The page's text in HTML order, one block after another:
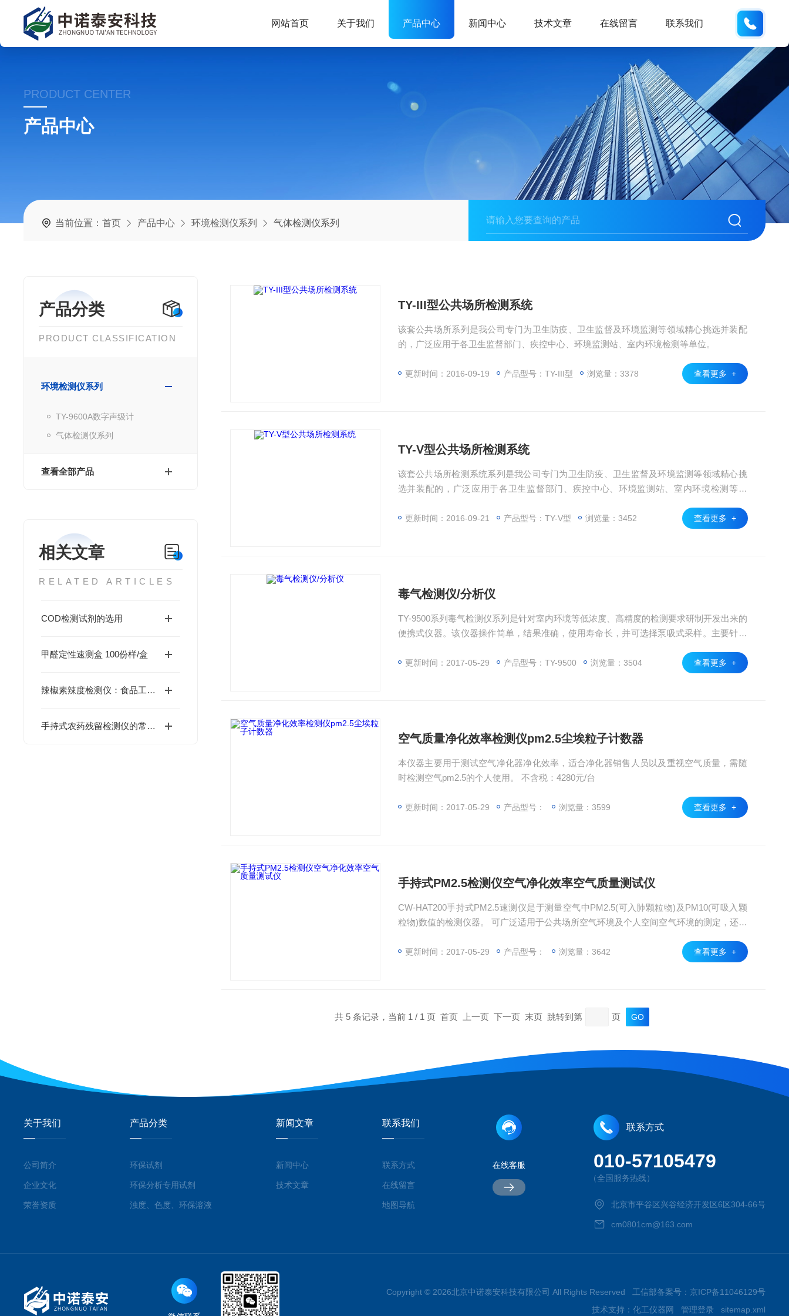
网站首页 关于我们 产品中心 新闻中心 技术文章 在线留言 联系我们
PRODUCT CENTER
产品中心
当前位置：首页 产品中心 环境检测仪系列 气体检测仪系列
产品分类
PRODUCT CLASSIFICATION
环境检测仪系列
TY-9600A数字声级计
气体检测仪系列
查看全部产品
相关文章
RELATED ARTICLES
COD检测试剂的选用
甲醛定性速测盒 100份样/盒
辣椒素辣度检测仪：食品工厂品质把控的科技仪器
手持式农药残留检测仪的常见问答解答
TY-III型公共场所检测系统
该套公共场所系列是我公司专门为卫生防疫、卫生监督及环境监测等领域精心挑选并装配
的，广泛应用于各卫生监督部门、疾控中心、环境监测站、室内环境检测等单位。
更新时间：2016-09-19 产品型号：TY-III型 浏览量：3378 查看更多 +
TY-V型公共场所检测系统
该套公共场所检测系统系列是我公司专门为卫生防疫、卫生监督及环境监测等领域精心挑
选并装配的，广泛应用于各卫生监督部门、疾控中心、环境监测站、室内环境检测等单
更新时间：2016-09-21 产品型号：TY-V型 浏览量：3452 查看更多 +
毒气检测仪/分析仪
TY-9500系列毒气检测仪系列是针对室内环境等低浓度、高精度的检测要求研制开发出来的
便携式仪器。该仪器操作简单，结果准确，使用寿命长，并可选择泵吸式采样。主要针对
更新时间：2017-05-29 产品型号：TY-9500 浏览量：3504 查看更多 +
空气质量净化效率检测仪pm2.5尘埃粒子计数器
本仪器主要用于测试空气净化器净化效率，适合净化器销售人员以及重视空气质量，需随
时检测空气pm2.5的个人使用。 不含税：4280元/台
更新时间：2017-05-29 产品型号： 浏览量：3599 查看更多 +
手持式PM2.5检测仪空气净化效率空气质量测试仪
CW-HAT200手持式PM2.5速测仪是于测量空气中PM2.5(可入肺颗粒物)及PM10(可吸入颗
粒物)数值的检测仪器。 可广泛适用于公共场所空气环境及个人空间空气环境的测定，还可
是微克/立方米，跟现在我国环保局公布的pm2.5单位*。 4280元/台
更新时间：2017-05-29 产品型号： 浏览量：3642 查看更多 +
共 5 条记录，当前 1 / 1 页 首页 上一页 下一页 末页 跳转到第 页
关于我们
公司简介
企业文化
荣誉资质
产品分类
环保试剂
环保分析专用试剂
浊度、色度、环保溶液
新闻文章
新闻中心
技术文章
联系我们
联系方式
在线留言
地图导航
在线客服
联系方式
010-57105479
（全国服务热线）
北京市平谷区兴谷经济开发区6区304-66号
cm0801cm@163.com
Copyright © 2026北京中诺泰安科技有限公司 All Rights Reserved 工信部备案号： 京ICP备11046129号
技术支持： 化工仪器网 管理登录 sitemap.xml